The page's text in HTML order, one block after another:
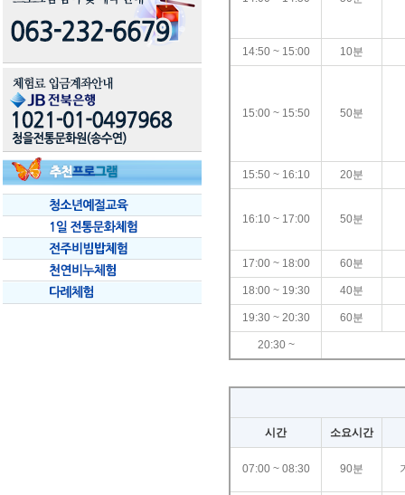
14:50 ~ 15:00 10분
15:00 ~ 15:50 50분
15:50 ~ 16:10 20분
16:10 ~ 17:00 50분
17:00 ~ 18:00 60분
18:00 ~ 19:30 40분
19:30 ~ 20:30 60분
20:30 ~
시간 소요시간
07:00 ~ 08:30 90분